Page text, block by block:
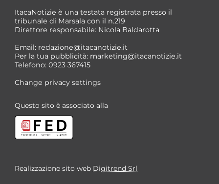
*
ItacaNotizie è una testata registrata presso il
tribunale di Marsala con il n.219
Direttore responsabile: Nicola Baldarotta
Email: redazione@itacanotizie.it
Per la tua pubblicità: marketing@itacanotizie.it
Telefono: 0923 367415
Change privacy settings
Questo sito è associato alla
Realizzazione sito web Digitrend Srl